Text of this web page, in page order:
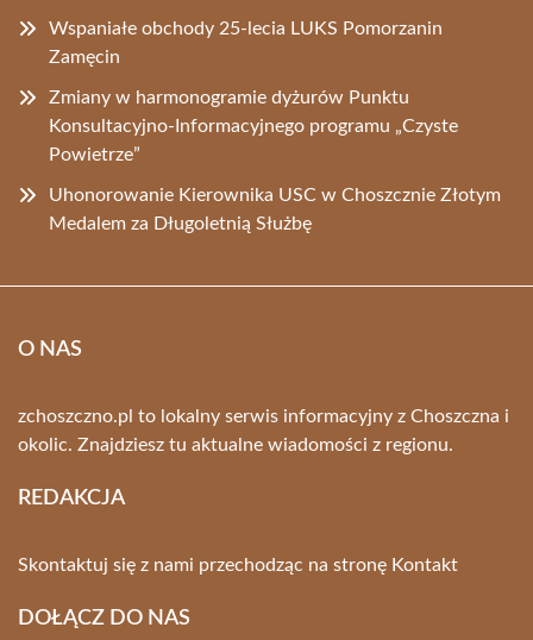
Wspaniałe obchody 25-lecia LUKS Pomorzanin
Zamęcin
Zmiany w harmonogramie dyżurów Punktu
Konsultacyjno-Informacyjnego programu „Czyste
Powietrze”
Uhonorowanie Kierownika USC w Choszcznie Złotym
Medalem za Długoletnią Służbę
O NAS
zchoszczno.pl to lokalny serwis informacyjny z Choszczna i
okolic. Znajdziesz tu aktualne wiadomości z regionu.
REDAKCJA
Skontaktuj się z nami przechodząc na stronę Kontakt
DOŁĄCZ DO NAS